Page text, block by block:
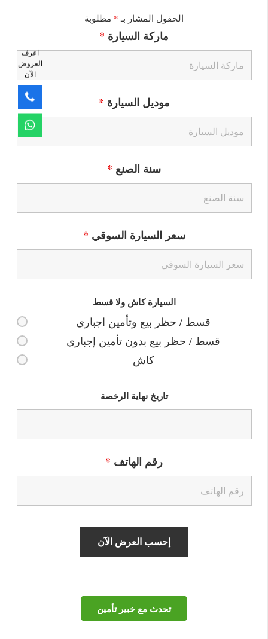
الحقول المشار بـ * مطلوبة
ماركة السيارة *
موديل السيارة *
سنة الصنع *
سعر السيارة السوقي *
السيارة كاش ولا قسط
قسط / حظر بيع وتأمين اجباري
قسط / حظر بيع بدون تأمين إجباري
كاش
تاريخ نهاية الرخصة
رقم الهاتف *
تحدث مع خبير تأمين
اعرف
العروض
الآن